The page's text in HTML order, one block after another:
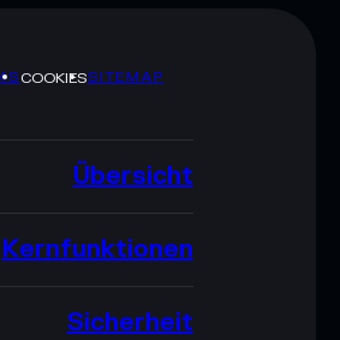
COOKIESSITEMAP
Übersicht
Kernfunktionen
Sicherheit